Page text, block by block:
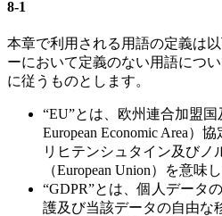
8-1
本章で利用される用語の定義は
ーにおいて定義のない用語につ
に従うものとします。
“EU”とは、欧州連合加盟
European Economic Area）
リヒテンシュタイン及びノ
（European Union）を意味
“GDPR”とは、個人データ
護及び当該データの自由な